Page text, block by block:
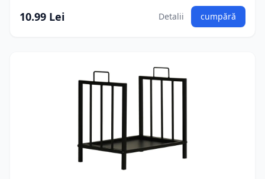
10.99 Lei Detalii cumpără